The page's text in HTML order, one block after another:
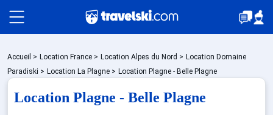
Packages
🚆Train de nuit
Accueil > Location France > Location Alpes du Nord > Location Domaine
Paradiski > Location La Plagne > Location Plagne - Belle Plagne
Location Plagne - Belle Plagne